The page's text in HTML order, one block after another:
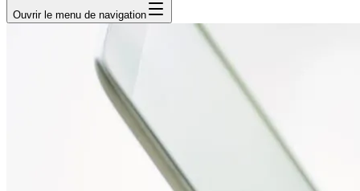
Ouvrirle menu de navigation